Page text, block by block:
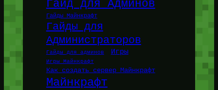
Гайд для Админов
Гайды Майнкрафт
Гайды для
Администраторов
Гайды для админов Игры
Игры Майнкрафт
Как создать сервер Майнкрафт
Майнкрафт